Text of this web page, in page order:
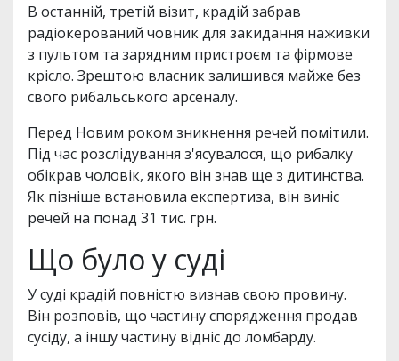
В останній, третій візит, крадій забрав
радіокерований човник для закидання наживки
з пультом та зарядним пристроєм та фірмове
крісло. Зрештою власник залишився майже без
свого рибальського арсеналу.
Перед Новим роком зникнення речей помітили.
Під час розслідування з'ясувалося, що рибалку
обікрав чоловік, якого він знав ще з дитинства.
Як пізніше встановила експертиза, він виніс
речей на понад 31 тис. грн.
Що було у суді
У суді крадій повністю визнав свою провину.
Він розповів, що частину спорядження продав
сусіду, а іншу частину відніс до ломбарду.